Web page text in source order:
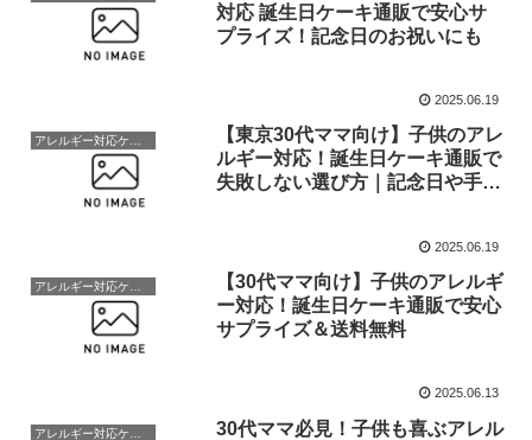
対応 誕生日ケーキ通販で安心サ
プライズ！記念日のお祝いにも
2025.06.19
【東京30代ママ向け】子供のアレ
ルギー対応！誕生日ケーキ通販で
失敗しない選び方｜記念日や手土
2025.06.19
アレルギー対応ケーキ
【30代ママ向け】子供のアレルギ
ー対応！誕生日ケーキ通販で安心
サプライズ＆送料無料
2025.06.13
30代ママ必見！子供も喜ぶアレル